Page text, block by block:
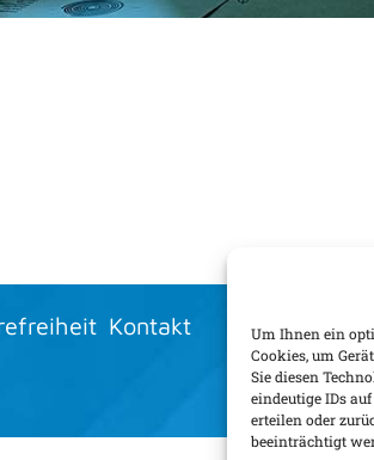
Um Ihnen ein
Cookies, um
Sie diesen
eindeutige IDs
erteilen oder
beeinträchtigt
Kontakt